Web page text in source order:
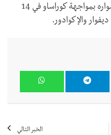
المجموعة الخامسة، وسيبدأ مشواره بمواجهة كوراساو في 14
والإكوادور.
الخبر التالي